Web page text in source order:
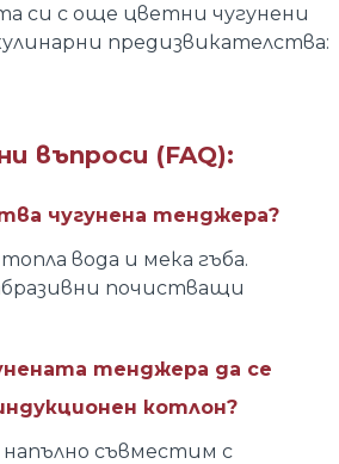
си с още цветни чугунени
предизвикателства:
въпроси (FAQ):
чугунена тенджера?
вода и мека гъба.
почистващи
тенджера да се
котлон?
напълно съвместим с